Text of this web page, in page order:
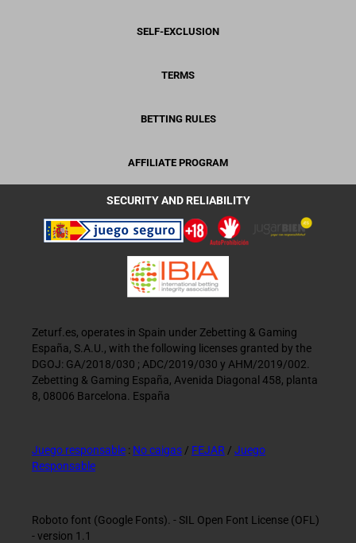
SELF-EXCLUSION
TERMS
BETTING RULES
AFFILIATE PROGRAM
SECURITY AND RELIABILITY
Zeturf.es, operates in Spain under Zebetting & Gaming
España, S.A.U., with the following licenses granted by the
DGOJ: GA/2018/030 ; ADC/2019/030 y AHM/2019/002.
Zebetting & Gaming España, Avenida Diagonal 458, planta
8, 08006 Barcelona. España
Juego responsable : No caigas / FEJAR / Juego
Responsable
Roboto font (Google Fonts). - SIL Open Font License (OFL)
- version 1.1